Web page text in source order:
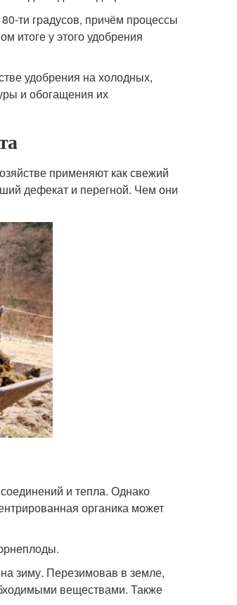
ти градусов, причём процессы
итоге у этого удобрения
удобрения на холодных,
и обогащения их
применяют как свежий
дефекат и перегной. Чем они
и тепла. Однако
органика может
зиму. Перезимовав в земле,
веществами. Также